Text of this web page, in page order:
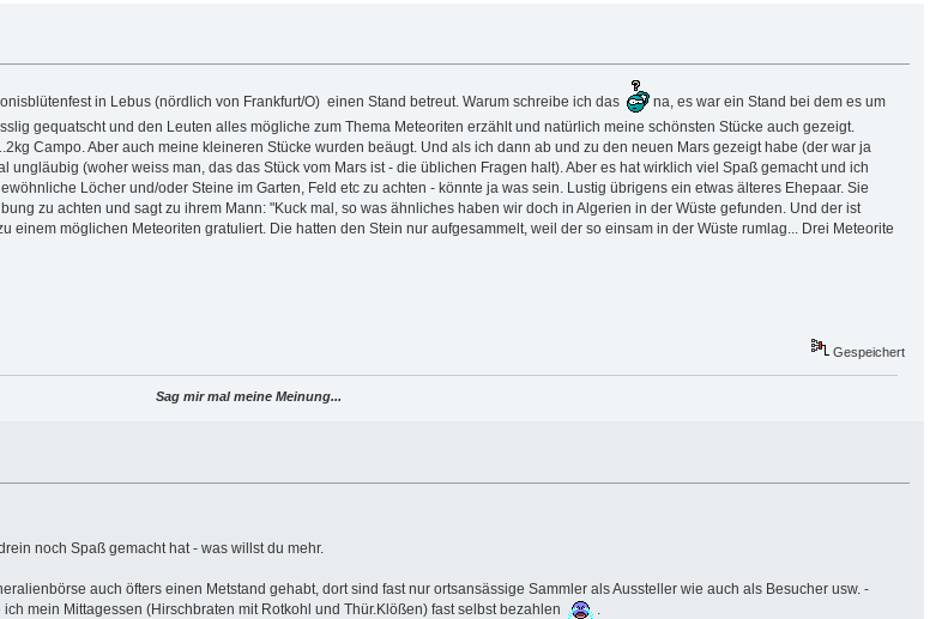
in Lebus (nördlich von Frankfurt/O) einen Stand betreut. Warum schreibe ich das
na, es war ein Stand bei dem es um
gequatscht und den Leuten alles mögliche zum Thema Meteoriten erzählt und natürlich meine schönsten Stücke auch gezeigt.
Campo. Aber auch meine kleineren Stücke wurden beäugt. Und als ich dann ab und zu den neuen Mars gezeigt habe (der war ja
ungläubig (woher weiss man, das das Stück vom Mars ist - die üblichen Fragen halt). Aber es hat wirklich viel Spaß gemacht und ich
Löcher und/oder Steine im Garten, Feld etc zu achten - könnte ja was sein. Lustig übrigens ein etwas älteres Ehepaar. Sie
zu achten und sagt zu ihrem Mann: "Kuck mal, so was ähnliches haben wir doch in Algerien in der Wüste gefunden. Und der ist
einem möglichen Meteoriten gratuliert. Die hatten den Stein nur aufgesammelt, weil der so einsam in der Wüste rumlag... Drei Meteorite
Gespeichert
Sag mir mal meine Meinung...
noch Spaß gemacht hat - was willst du mehr.
auch öfters einen Metstand gehabt, dort sind fast nur ortsansässige Sammler als Aussteller wie auch als Besucher usw. -
mein Mittagessen (Hirschbraten mit Rotkohl und Thür.Klößen) fast selbst bezahlen
.